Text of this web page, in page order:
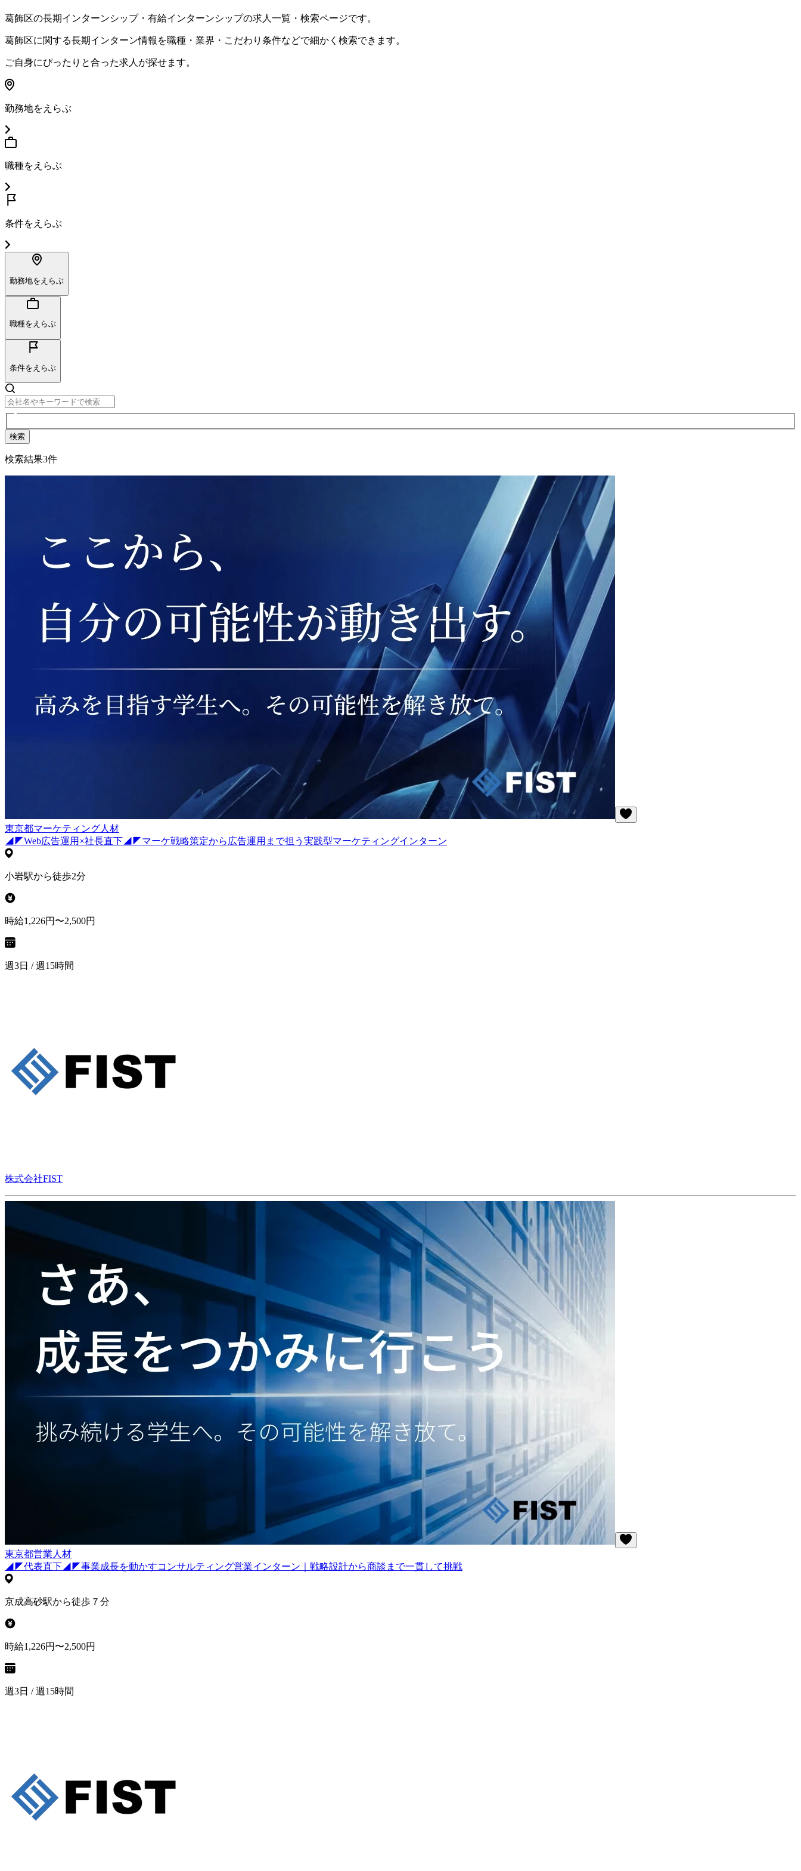
葛飾区の長期インターンシップ・有給インターンシップの求人一覧・検索ページです。
葛飾区に関する長期インターン情報を職種・業界・こだわり条件などで細かく検索できます。
ご自身にぴったりと合った求人が探せます。
勤務地をえらぶ
職種をえらぶ
条件をえらぶ
勤務地をえらぶ
職種をえらぶ
条件をえらぶ
検索
検索結果3件
東京都マーケティング人材
◢◤Web広告運用×社長直下◢◤マーケ戦略策定から広告運用まで担う実践型マーケティングインターン
小岩駅から徒歩2分
時給1,226円〜2,500円
週3日 / 週15時間
株式会社FIST
東京都営業 人材
◢◤代表直下◢◤事業成長を動かすコンサルティング営業インターン｜戦略設計から商談まで一貫して挑戦
京成高砂駅から徒歩７分
時給1,226円〜2,500円
週3日 / 週15時間